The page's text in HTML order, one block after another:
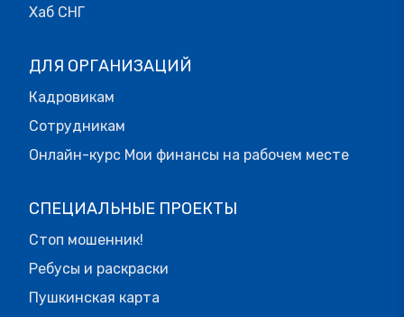
Хаб СНГ
ДЛЯ ОРГАНИЗАЦИЙ
Кадровикам
Сотрудникам
Онлайн-курс Мои финансы на рабочем месте
СПЕЦИАЛЬНЫЕ ПРОЕКТЫ
Стоп мошенник!
Ребусы и раскраски
Пушкинская карта